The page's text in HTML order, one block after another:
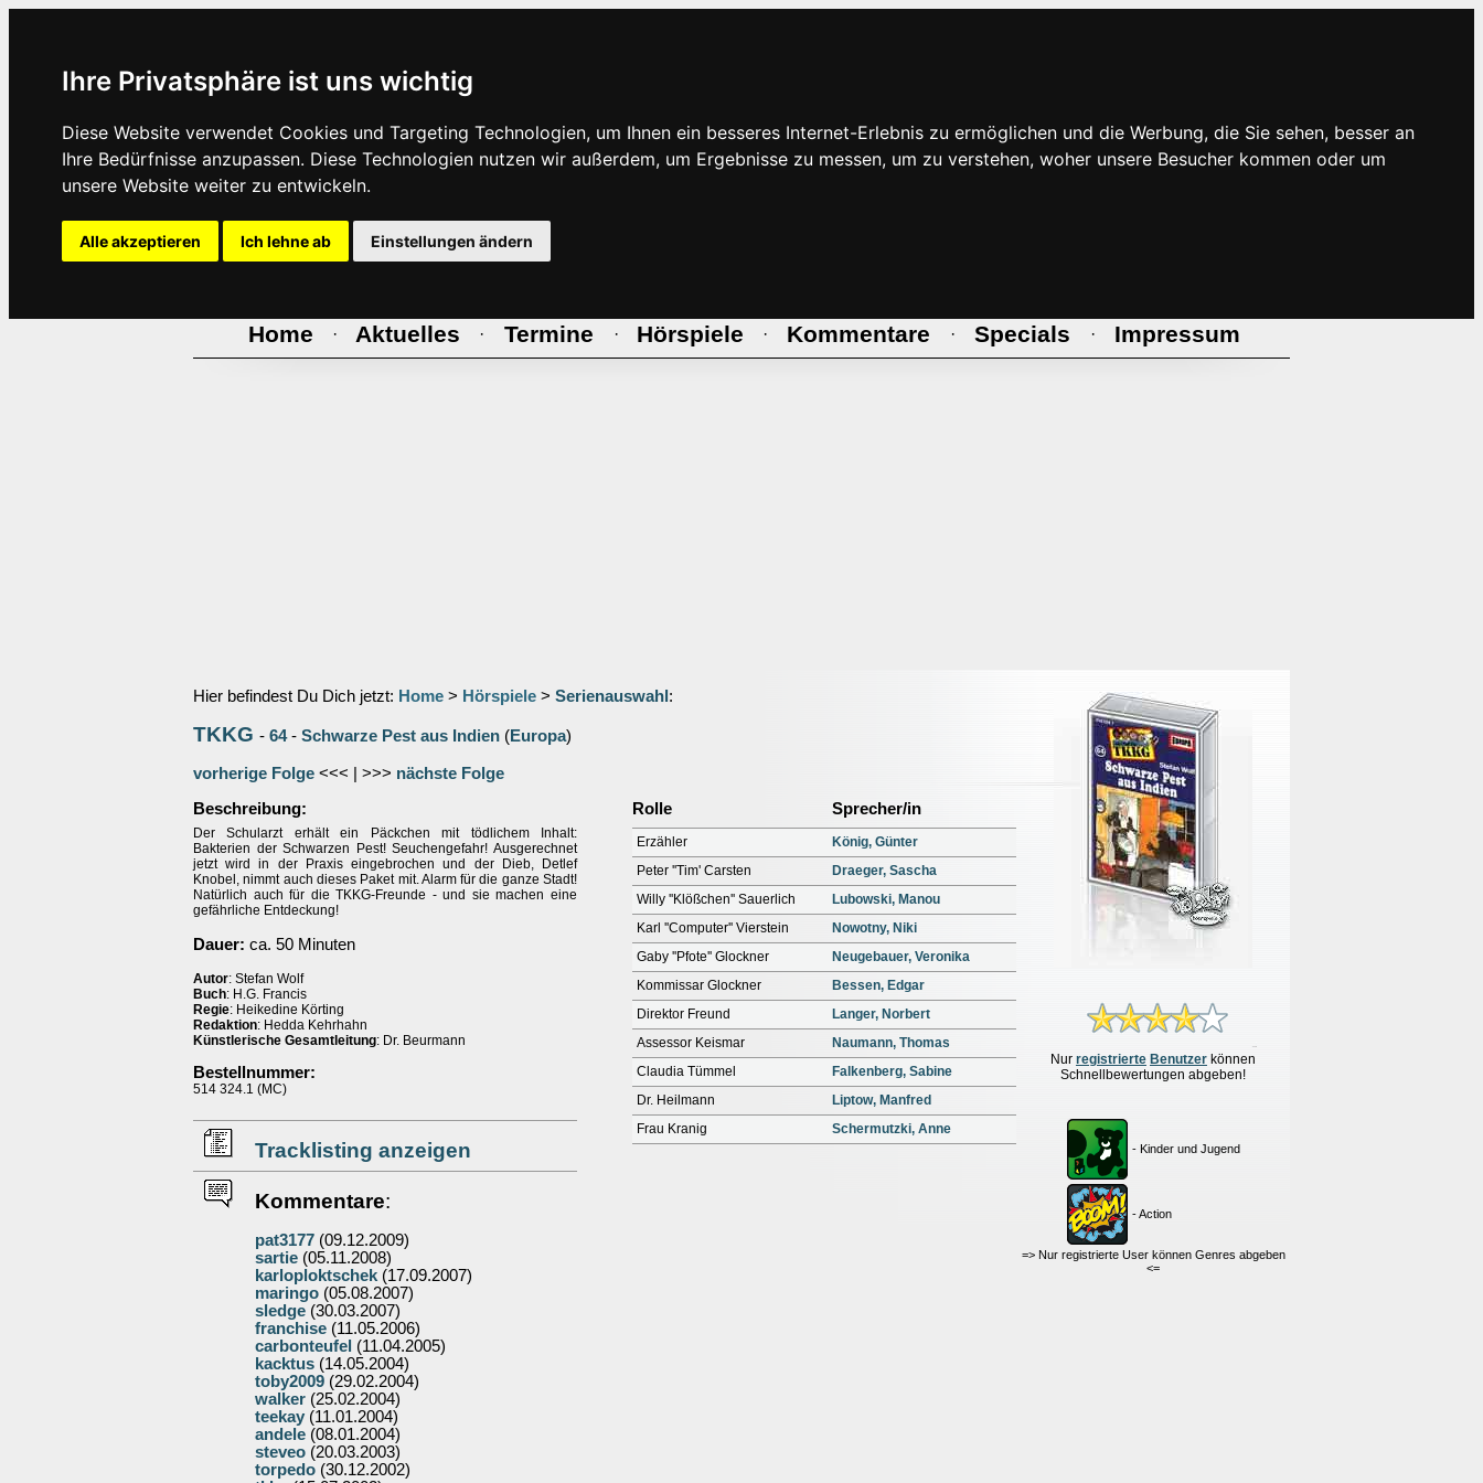
Ihre Privatsphäre ist uns wichtig
Diese Website verwendet Cookies und Targeting Technologien, um Ihnen ein besseres Internet-Erlebnis zu ermöglichen und die Werbung, die Sie sehen, besser an
Ihre Bedürfnisse anzupassen. Diese Technologien nutzen wir außerdem, um Ergebnisse zu messen, um zu verstehen, woher unsere Besucher kommen oder um
unsere Website weiter zu entwickeln.
Alle akzeptieren Ich lehne ab Einstellungen ändern
Home · Aktuelles · Termine · Hörspiele · Kommentare · Specials · Impressum
Hier befindest Du Dich jetzt: Home > Hörspiele > Serienauswahl :
TKKG - 64- Schwarze Pest aus Indien (Europa)
vorherige Folge <<< | >>> nächste Folge
Nur registrierte Benutzer können
Schnellbewertungen abgeben!
- Kinder und Jugend
- Action
=> Nur registrierte User können Genres abgeben
<=
Beschreibung:
Der Schularzt erhält ein Päckchen mit tödlichem Inhalt:
Bakterien der Schwarzen Pest! Seuchengefahr! Ausgerechnet
jetzt wird in der Praxis eingebrochen und der Dieb, Detlef
Knobel, nimmt auch dieses Paket mit. Alarm für die ganze Stadt!
Natürlich auch für die TKKG-Freunde - und sie machen eine
gefährliche Entdeckung!
Dauer: ca. 50 Minuten
Autor: Stefan Wolf
Buch: H.G. Francis
Regie: Heikedine Körting
Redaktion: Hedda Kehrhahn
Künstlerische Gesamtleitung: Dr. Beurmann
Bestellnummer:
514 324.1 (MC)
Tracklisting anzeigen
Kommentare:
pat3177 (09.12.2009)
sartie (05.11.2008)
karloploktschek (17.09.2007)
maringo (05.08.2007)
sledge (30.03.2007)
franchise (11.05.2006)
carbonteufel (11.04.2005)
kacktus (14.05.2004)
toby2009 (29.02.2004)
walker (25.02.2004)
teekay (11.01.2004)
andele (08.01.2004)
steveo (20.03.2003)
torpedo (30.12.2002)
Rolle Sprecher/in
Erzähler
König, Günter
Peter ''Tim' Carsten
Draeger, Sascha
Willy ''Klößchen'' Sauerlich
Lubowski, Manou
Karl ''Computer'' Vierstein
Nowotny, Niki
Gaby ''Pfote'' Glockner
Neugebauer, Veronika
Kommissar Glockner
Bessen, Edgar
Direktor Freund
Langer, Norbert
Assessor Keismar
Naumann, Thomas
Claudia Tümmel
Falkenberg, Sabine
Dr. Heilmann
Liptow, Manfred
Frau Kranig
Schermutzki, Anne